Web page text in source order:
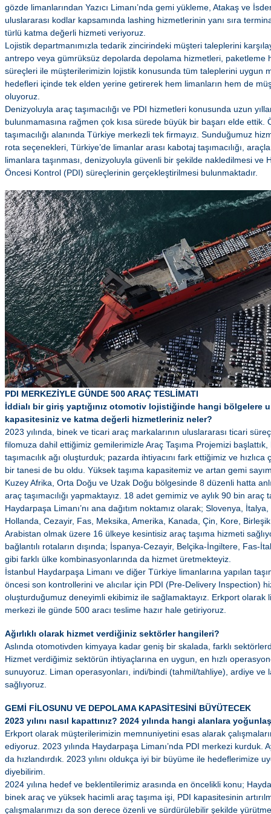
gözde limanlarından Yazıcı Limanı’nda gemi yükleme, Atakaş ve
uluslararası kodlar kapsamında lashing hizmetlerinin yanı sıra
türlü katma değerli hizmeti veriyoruz.
Lojistik departmanımızla tedarik zincirindeki müşteri taleplerini
antrepo veya gümrüksüz depolarda depolama hizmetleri, paketleme
süreçleri ile müşterilerimizin lojistik konusunda tüm taleplerini uygun
hedefleri içinde tek elden yerine getirerek hem limanların hem de
oluyoruz.
Denizyoluyla araç taşımacılığı ve PDI hizmetleri konusunda uzun
bulunmamasına rağmen çok kısa sürede büyük bir başarı elde ettik.
taşımacılığı alanında Türkiye merkezli tek firmayız. Sunduğumuz
rota seçenekleri, Türkiye’de limanlar arası kabotaj taşımacılığı,
limanlara taşınması, denizyoluyla güvenli bir şekilde nakledilmesi ve
Öncesi Kontrol (PDI) süreçlerinin gerçekleştirilmesi bulunmaktadır.
PDI MERKEZİYLE GÜNDE 500 ARAÇ TESLİMATI
İddialı bir giriş yaptığınız otomotiv lojistiğinde hangi bölgelere
kapasitesiniz ve katma değerli hizmetleriniz neler?
2023 yılında, binek ve ticari araç markalarının uluslararası ticari
filomuza dahil ettiğimiz gemilerimizle Araç Taşıma Projemizi
taşımacılık ağı oluşturduk; pazarda ihtiyacını fark ettiğimiz ve
bir tanesi de bu oldu. Yüksek taşıma kapasitemiz ve artan gemi
Kuzey Afrika, Orta Doğu ve Uzak Doğu bölgesinde 8 düzenli hatta
araç taşımacılığı yapmaktayız. 18 adet gemimiz ve aylık 90 bin
Haydarpaşa Limanı’nı ana dağıtım noktamız olarak; Slovenya,
Hollanda, Cezayir, Fas, Meksika, Amerika, Kanada, Çin, Kore,
Arabistan olmak üzere 16 ülkeye kesintisiz araç taşıma hizmeti
bağlantılı rotaların dışında; İspanya-Cezayir, Belçika-İngiltere, Fas-
gibi farklı ülke kombinasyonlarında da hizmet üretmekteyiz.
İstanbul Haydarpaşa Limanı ve diğer Türkiye limanlarına yapılan
öncesi son kontrollerini ve alıcılar için PDI (Pre-Delivery Inspection)
oluşturduğumuz deneyimli ekibimiz ile sağlamaktayız. Erkport olarak
merkezi ile günde 500 aracı teslime hazır hale getiriyoruz.
Ağırlıklı olarak hizmet verdiğiniz sektörler hangileri?
Aslında otomotivden kimyaya kadar geniş bir skalada, farklı
Hizmet verdiğimiz sektörün ihtiyaçlarına en uygun, en hızlı
sunuyoruz. Liman operasyonları, indi/bindi (tahmil/tahliye), ardiye ve
sağlıyoruz.
GEMİ FİLOSUNU VE DEPOLAMA KAPASİTESİNİ BÜYÜTECEK
2023 yılını nasıl kapattınız? 2024 yılında hangi alanlara
Erkport olarak müşterilerimizin memnuniyetini esas alarak
ediyoruz. 2023 yılında Haydarpaşa Limanı’nda PDI merkezi kurduk.
da hızlandırdık. 2023 yılını oldukça iyi bir büyüme ile hedeflerimize
diyebilirim.
2024 yılına hedef ve beklentilerimiz arasında en öncelikli konu;
binek araç ve yüksek hacimli araç taşıma işi, PDI kapasitesinin
çalışmalarımızı da son derece özenli ve sürdürülebilir şekilde